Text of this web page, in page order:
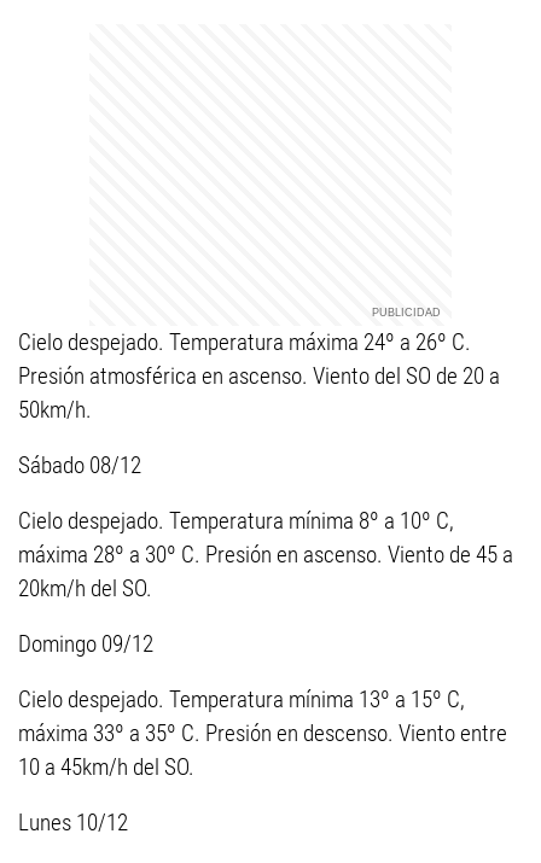
Cielo despejado. Temperatura máxima 24º a 26º C.
Presión atmosférica en ascenso. Viento del SO de 20 a
50km/h.
Sábado 08/12
Cielo despejado. Temperatura mínima 8º a 10º C,
máxima 28º a 30º C. Presión en ascenso. Viento de 45 a
20km/h del SO.
Domingo 09/12
Cielo despejado. Temperatura mínima 13º a 15º C,
máxima 33º a 35º C. Presión en descenso. Viento entre
10 a 45km/h del SO.
Lunes 10/12